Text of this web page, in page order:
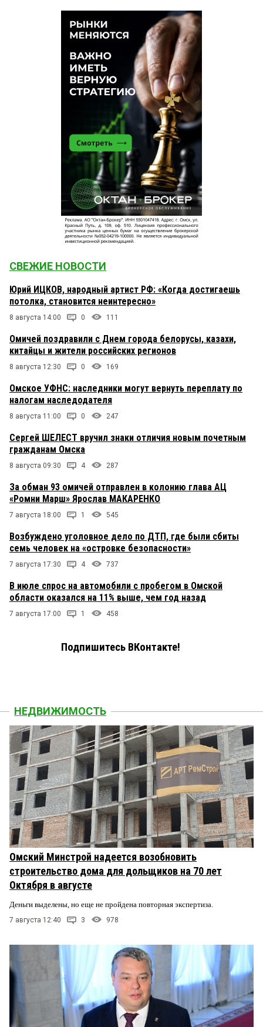
СВЕЖИЕ НОВОСТИ
Юрий ИЦКОВ, народный артист РФ: «Когда достигаешь
потолка, становится неинтересно»
8 августа 14:00 0 111
Омичей поздравили с Днем города белорусы, казахи,
китайцы и жители российских регионов
8 августа 12:30 0 169
Омское УФНС: наследники могут вернуть переплату по
налогам наследодателя
8 августа 11:00 0 247
Сергей ШЕЛЕСТ вручил знаки отличия новым почетным
гражданам Омска
8 августа 09:30 4 287
За обман 93 омичей отправлен в колонию глава АЦ
«Ромни Марш» Ярослав МАКАРЕНКО
7 августа 18:00 1 545
Возбуждено уголовное дело по ДТП, где были сбиты
семь человек на «островке безопасности»
7 августа 17:30 4 737
В июле спрос на автомобили с пробегом в Омской
области оказался на 11% выше, чем год назад
7 августа 17:00 1 458
Подпишитесь ВКонтакте!
НЕДВИЖИМОСТЬ
Омский Минстрой надеется возобновить
строительство дома для дольщиков на 70 лет
Октября в августе
Деньги выделены, но еще не пройдена повторная экспертиза.
7 августа 12:40 3 978